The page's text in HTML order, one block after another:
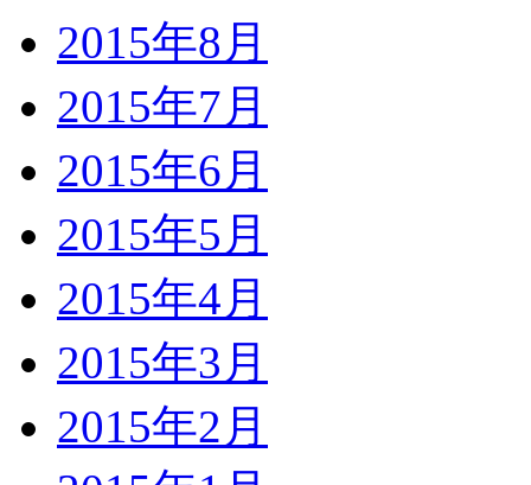
2015年8月
2015年7月
2015年6月
2015年5月
2015年4月
2015年3月
2015年2月